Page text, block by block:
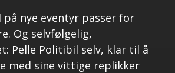
på nye eventyr passer for
Og selvfølgelig,
Pelle Politibil selv, klar til å
med sine vittige replikker